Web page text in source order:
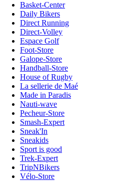
Basket-Center
Daily Bikers
Direct Running
Direct-Volley
Espace Golf
Foot-Store
Galope-Store
Handball-Store
House of Rugby
La sellerie de Maé
Made in Paradis
Nauti-wave
Pecheur-Store
Smash-Expert
Sneak'In
Sneakids
Sport is good
Trek-Expert
TripNBikers
Vélo-Store